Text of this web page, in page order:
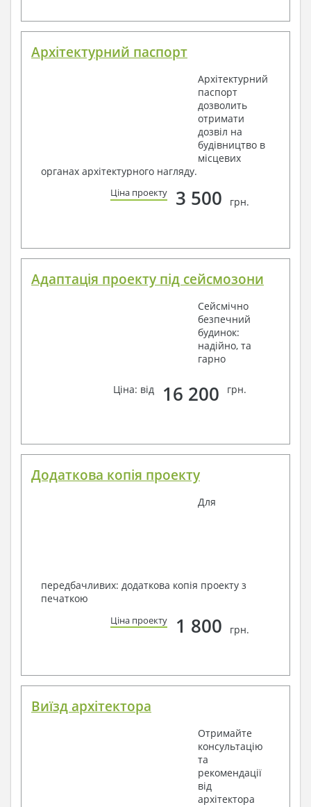
Архітектурний паспорт
Архітектурний
паспорт
дозволить
отримати
дозвіл на
будівництво в
місцевих
органах архітектурного нагляду.
Ціна проекту 3 500 грн.
Адаптація проекту під сейсмозони
Сейсмічно
безпечний
будинок:
надійно, та
гарно
Ціна: від 16 200 грн.
Додаткова копія проекту
Для
передбачливих: додаткова копія проекту з
печаткою
Ціна проекту 1 800 грн.
Виїзд архітектора
Отримайте
консультацію
та
рекомендації
від
архітектора